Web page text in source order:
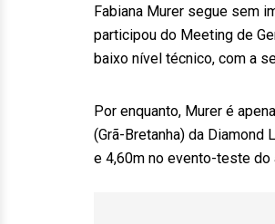
Fabiana Murer segue sem
participou do Meeting de
baixo nível técnico, com a
Por enquanto, Murer é
(Grã-Bretanha) da Diamond
e 4,60m no evento-teste do